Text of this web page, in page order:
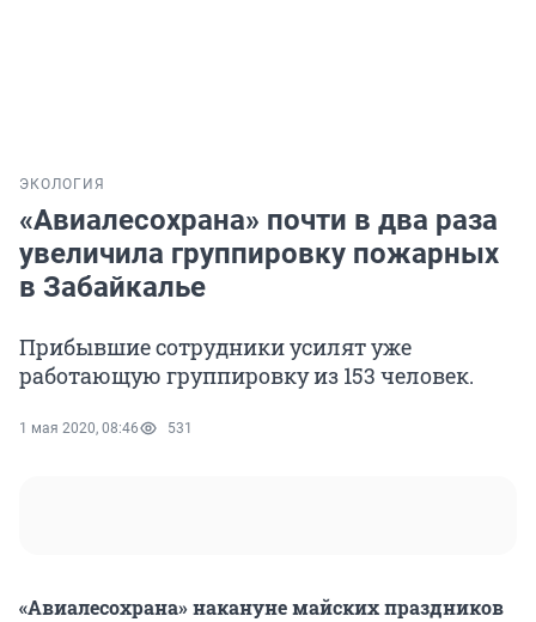
ЭКОЛОГИЯ
«Авиалесохрана» почти в два раза
увеличила группировку пожарных
в Забайкалье
Прибывшие сотрудники усилят уже
работающую группировку из 153 человек.
1 мая 2020, 08:46 531
«Авиалесохрана» накануне майских праздников